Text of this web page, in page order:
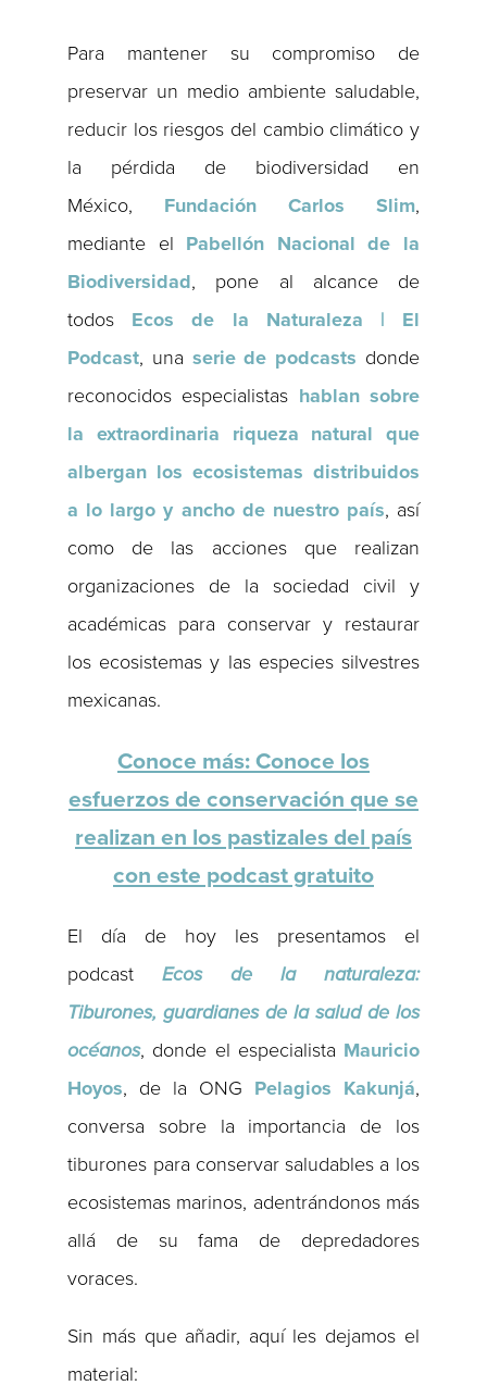
Para mantener su compromiso de
preservar un medio ambiente saludable,
reducir los riesgos del cambio climático y
la pérdida de biodiversidad en
México, Fundación Carlos Slim,
mediante el Pabellón Nacional de la
Biodiversidad, pone al alcance de
todos Ecos de la Naturaleza | El
Podcast, una serie de podcasts donde
reconocidos especialistas hablan sobre
la extraordinaria riqueza natural que
albergan los ecosistemas distribuidos
a lo largo y ancho de nuestro país, así
como de las acciones que realizan
organizaciones de la sociedad civil y
académicas para conservar y restaurar
los ecosistemas y las especies silvestres
mexicanas.
Conoce más: Conoce los
esfuerzos de conservación que se
realizan en los pastizales del país
con este podcast gratuito
El día de hoy les presentamos el
podcastEcos de la naturaleza:
Tiburones, guardianes de la salud de los
océanos, donde el especialista Mauricio
Hoyos, de la ONG Pelagios Kakunjá,
conversa sobre la importancia de los
tiburones para conservar saludables a los
ecosistemas marinos, adentrándonos más
allá de su fama de depredadores
voraces.
Sin más que añadir, aquí les dejamos el
material: